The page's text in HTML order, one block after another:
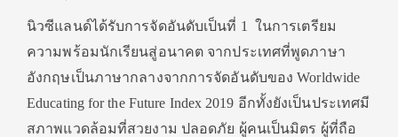
นิวซีแลนด์ได้รับการจัดอันดับเป็นที่ 1 ในการเตรียม
ความพร้อมนักเรียนสู่อนาคต จากประเทศที่พูดภาษา
อังกฤษเป็นภาษากลางจากการจัดอันดับของ Worldwide
Educating for the Future Index 2019 อีกทั้งยังเป็นประเทศมี
สภาพแวดล้อมที่สวยงาม ปลอดภัย ผู้คนเป็นมิตร ผู้ที่ถือ